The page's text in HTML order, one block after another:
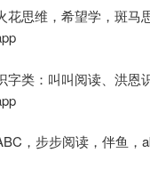
花思维，希望学，斑马
字类：叫叫阅读、洪恩
，步步阅读，伴鱼，